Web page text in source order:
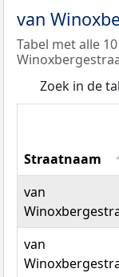
van
Tabel met alle
Zoek in de
Straatnaam
Straatnaam
van
van